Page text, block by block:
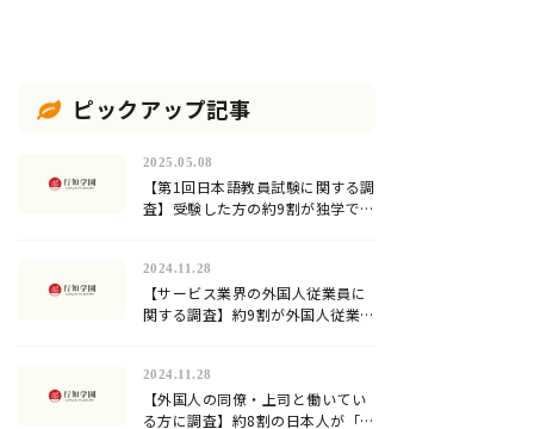
ピックアップ記事
2025.05.08
【第1回日本語教員試験に関する調
査】受験した方の約9割が独学での
2024.11.28
【サービス業界の外国人従業員に
関する調査】約9割が外国人従業員
員』の需要！
2024.11.28
【外国人の同僚・上司と働いてい
る方に調査】約8割の日本人が「日